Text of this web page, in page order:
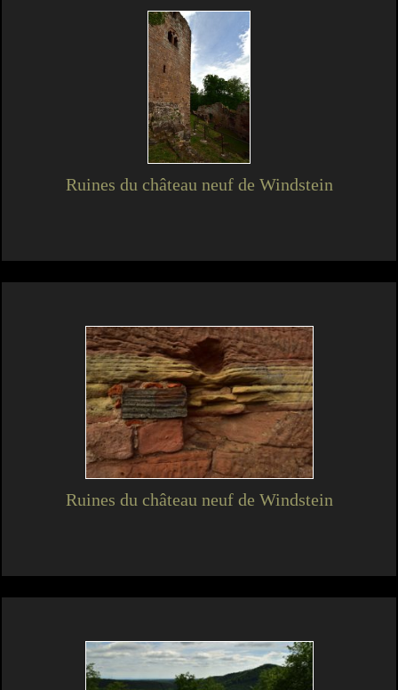
Ruines du château neuf de Windstein
Ruines du château neuf de Windstein